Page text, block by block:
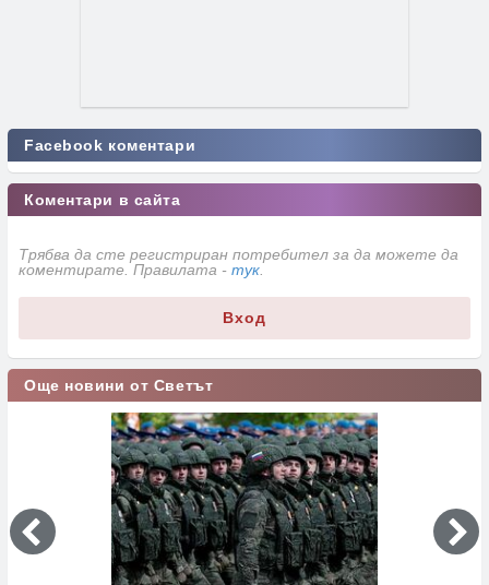
Facebook коментари
Коментари в сайта
Трябва да сте регистриран потребител за да можете да
коментирате. Правилата - тук.
Вход
Още новини от Светът